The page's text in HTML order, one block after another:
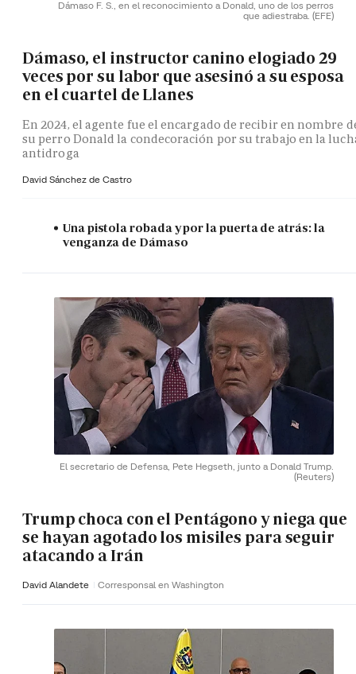
Dámaso F. S., en el reconocimiento a Donald, uno de los perros
que adiestraba. (EFE)
Dámaso, el instructor canino elogiado 29
veces por su labor que asesinó a su esposa
en el cuartel de Llanes
En 2024, el agente fue el encargado de recibir en nombre
su perro Donald la condecoración por su trabajo en la
antidroga
David Sánchez de Castro
Una pistola robada y por la puerta de atrás: la
venganza de Dámaso
El secretario de Defensa, Pete Hegseth, junto a Donald Trump.
(Reuters)
Trump choca con el Pentágono y niega que
se hayan agotado los misiles para seguir
atacando a Irán
David Alandete Corresponsal en Washington